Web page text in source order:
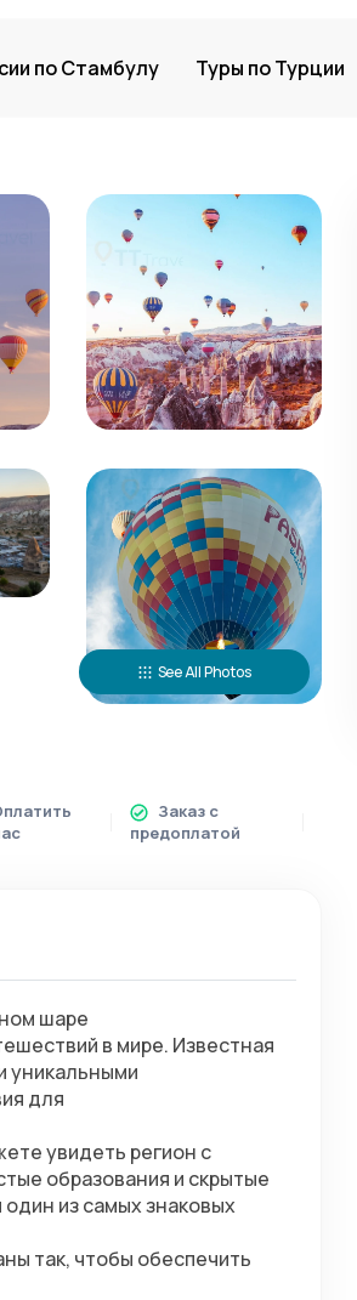
по Стамбулу Туры по Турции
See All Photos
Заказ с
предоплатой
шаре
в мире. Известная
уникальными
для
увидеть регион с
образования и скрытые
из самых знаковых
так, чтобы обеспечить